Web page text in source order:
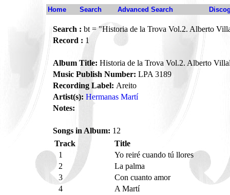
Home Search Advanced Search
Search : bt = "Historia de la Trova Vol.2. Alberto
Record : 1
Album Title: Historia de la Trova Vol.2. Alberto
Music Publish Number: LPA 3189
Recording Label: Areito
Artist(s): Hermanas Martí
Notes:
Songs in Album: 12
Track
Title
1
Yo reiré cuando tú llores
2
La palma
3
Con cuanto amor
4
A Martí